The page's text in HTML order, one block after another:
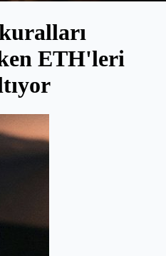
ETH'leri